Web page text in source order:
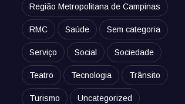
Região Metropolitana de Campinas
RMC Saúde Sem categoria
Serviço Social Sociedade
Teatro Tecnologia Trânsito
Turismo Uncategorized